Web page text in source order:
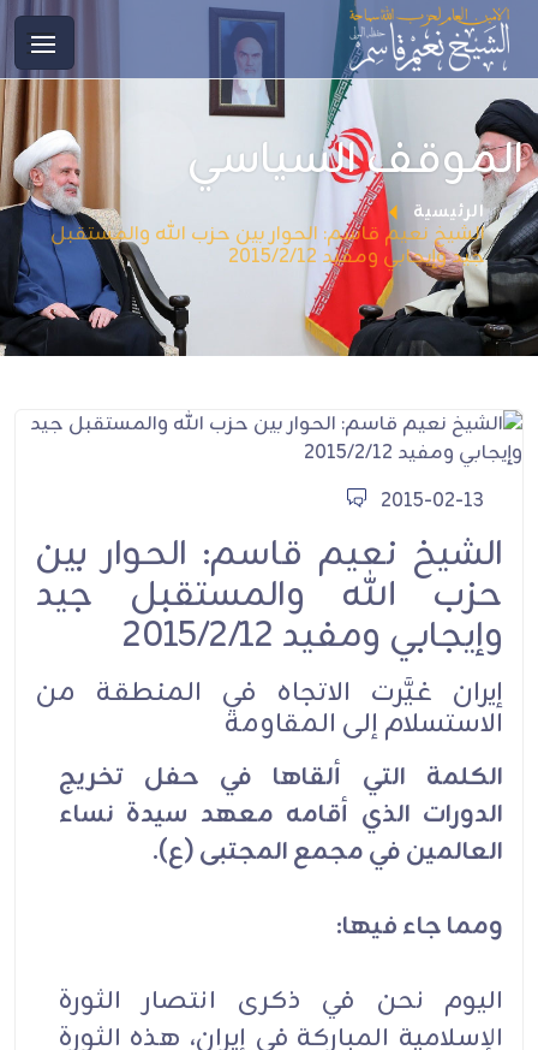
الموقف السياسي
الرئيسية
الشيخ نعيم قاسم: الحوار بين حزب الله والمستقبل
جيد وإيجابي ومفيد 2015/2/12
2015-02-13
الشيخ نعيم قاسم: الحوار بين
حزب الله والمستقبل جيد
وإيجابي ومفيد 2015/2/12
إيران غيَّرت الاتجاه في المنطقة من
الاستسلام إلى المقاومة
الكلمة التي ألقاها في حفل تخريج
الدورات الذي أقامه معهد سيدة نساء
العالمين في مجمع المجتبى (ع).
ومما جاء فيها:
اليوم نحن في ذكرى انتصار الثورة
الإسلامية المباركة في إيران، هذه الثورة